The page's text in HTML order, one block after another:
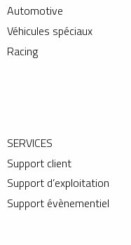
Automotive
Véhicules spéciaux
Racing
SERVICES
Support client
Support d’exploitation
Support évènementiel